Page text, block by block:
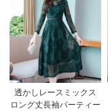
透かしレースミックス
ロング丈長袖パーティー